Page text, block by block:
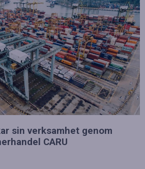
sin verksamhet genom
CARU